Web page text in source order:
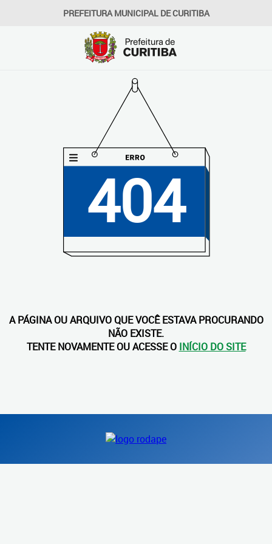
PREFEITURA MUNICIPAL DE CURITIBA
404
A PÁGINA OU ARQUIVO QUE VOCÊ ESTAVA PROCURANDO
NÃO EXISTE.
TENTE NOVAMENTE OU ACESSE O INÍCIO DO SITE